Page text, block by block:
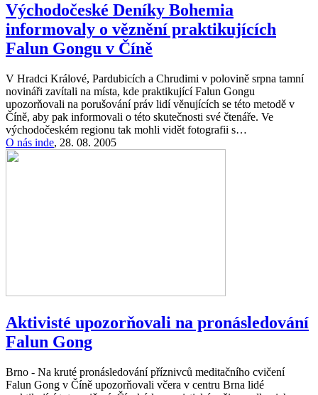
Východočeské Deníky Bohemia
informovaly o věznění praktikujících
Falun Gongu v Číně
V Hradci Králové, Pardubicích a Chrudimi v polovině srpna tamní
novináři zavítali na místa, kde praktikující Falun Gongu
upozorňovali na porušování práv lidí věnujících se této metodě v
Číně, aby pak informovali o této skutečnosti své čtenáře. Ve
východočeském regionu tak mohli vidět fotografii s…
O nás inde, 28. 08. 2005
Aktivisté upozorňovali na pronásledování
Falun Gong
Brno - Na kruté pronásledování příznivců meditačního cvičení
Falun Gong v Číně upozorňovali včera v centru Brna lidé